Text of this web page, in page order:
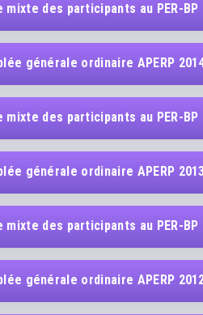
des participants au PER-BP
générale ordinaire APERP
des participants au PER-BP
générale ordinaire APERP
des participants au PER-BP
générale ordinaire APERP